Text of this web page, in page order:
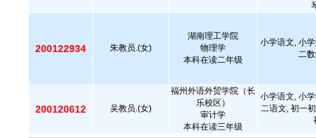
200122934 朱教员.(女)
湖南理工学院
物理学
本科在读二年级
小学语文, 小
二
200120612 吴教员.(女)
福州外语外贸学院（长
乐校区）
审计学
本科在读三年级
小学语文, 小
二语文, 初一